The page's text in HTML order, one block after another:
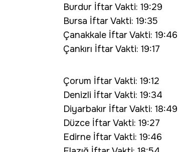
Burdur İftar Vakti: 19:29
Bursa İftar Vakti: 19:35
Çanakkale İftar Vakti: 19:46
Çankırı İftar Vakti: 19:17
Çorum İftar Vakti: 19:12
Denizli İftar Vakti: 19:34
Diyarbakır İftar Vakti: 18:49
Düzce İftar Vakti: 19:27
Edirne İftar Vakti: 19:46